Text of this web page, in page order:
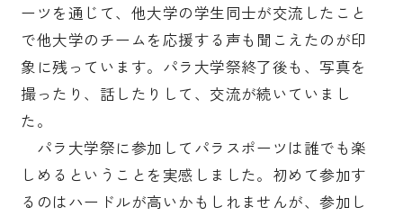
ーツを通じて、他大学の学生同士が交流したこと
で他大学のチームを応援する声も聞こえたのが印
象に残っています。パラ大学祭終了後も、写真を
撮ったり、話したりして、交流が続いていまし
た。
パラ大学祭に参加してパラスポーツは誰でも楽
しめるということを実感しました。初めて参加す
るのはハードルが高いかもしれませんが、参加し